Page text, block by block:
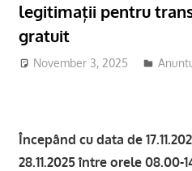
legitimații pentru
gratuit
November 3, 2025 adm-
Ȋncepȃnd cu data de
28.11.2025ȋntre orele 08.00-